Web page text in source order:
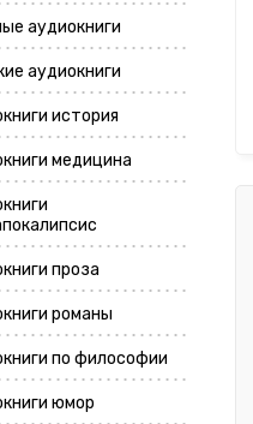
аудиокниги
аудиокниги
история
медицина
проза
романы
по философии
юмор